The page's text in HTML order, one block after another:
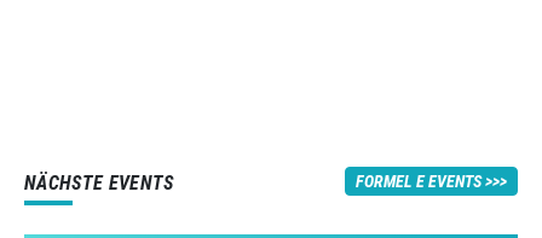
NÄCHSTE EVENTS FORMEL E EVENTS